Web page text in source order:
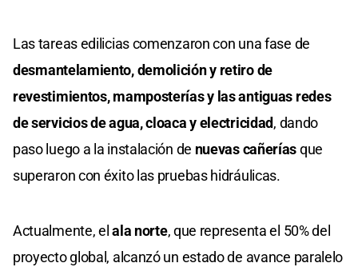
Las tareas edilicias comenzaron con una fase de
desmantelamiento, demolición y retiro de
revestimientos, mamposterías y las antiguas redes
de servicios de agua, cloaca y electricidad, dando
paso luego a la instalación de nuevas cañeríasque
superaron con éxito las pruebas hidráulicas.
Actualmente, elala norte, que representa el 50% del
proyecto global, alcanzó un estado de avance paralelo